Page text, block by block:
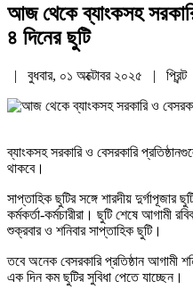
আজ থেকে ব্যাংকসহ সরকারি
৪ দিনের ছুটি
| বুধবার, ০১ অক্টোবর ২০২৫ | প্রিন্ট
ব্যাংকসহ সরকারি ও বেসরকারি
থাকবে।
সাপ্তাহিক ছুটির সঙ্গে শারদীয় দুর্গাপূজার
কর্মকর্তা-কর্মচারীরা। ছুটি শেষে আগামী
শুক্রবার ও শনিবার সাপ্তাহিক ছুটি।
তবে অনেক বেসরকারি প্রতিষ্ঠান আগামী
এক দিন কম ছুটির সুবিধা পেতে যাচ্ছেন।